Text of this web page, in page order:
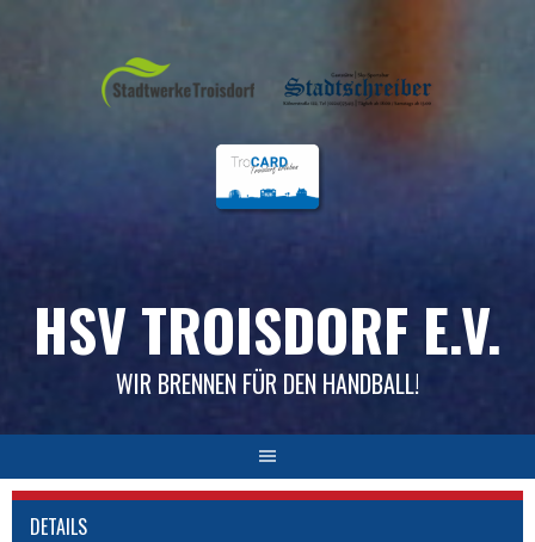
HSV TROISDORF E.V.
WIR BRENNEN FÜR DEN HANDBALL!
DETAILS